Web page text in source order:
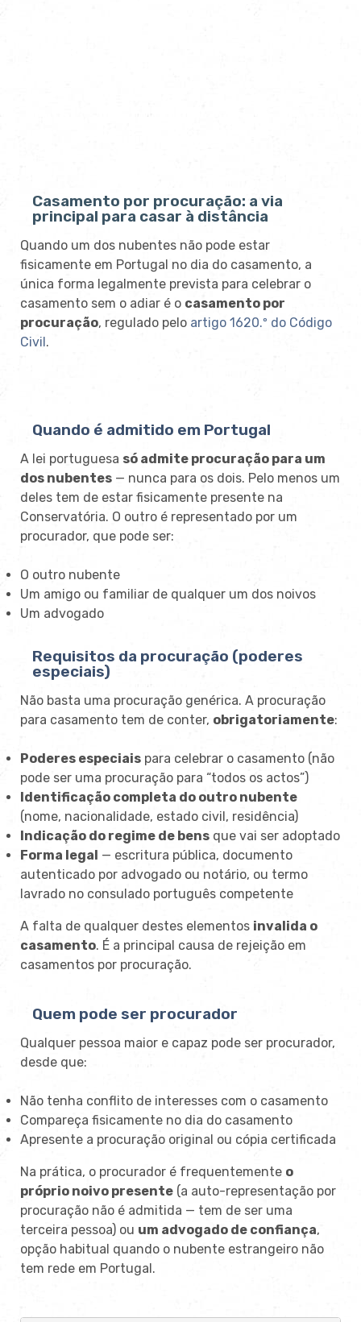
Casamento por procuração: a via
principal para casar à distância
Quando um dos nubentes não pode estar
fisicamente em Portugal no dia do casamento, a
única forma legalmente prevista para celebrar o
casamento sem o adiar é o casamento por
procuração, regulado pelo artigo 1620.º do Código
Civil.
Quando é admitido em Portugal
A lei portuguesa só admite procuração para um
dos nubentes — nunca para os dois. Pelo menos um
deles tem de estar fisicamente presente na
Conservatória. O outro é representado por um
procurador, que pode ser:
O outro nubente
Um amigo ou familiar de qualquer um dos noivos
Um advogado
Requisitos da procuração (poderes
especiais)
Não basta uma procuração genérica. A procuração
para casamento tem de conter, obrigatoriamente:
Poderes especiais para celebrar o casamento (não
pode ser uma procuração para “todos os actos”)
Identificação completa do outro nubente
(nome, nacionalidade, estado civil, residência)
Indicação do regime de bens que vai ser adoptado
Forma legal — escritura pública, documento
autenticado por advogado ou notário, ou termo
lavrado no consulado português competente
A falta de qualquer destes elementos invalida o
casamento. É a principal causa de rejeição em
casamentos por procuração.
Quem pode ser procurador
Qualquer pessoa maior e capaz pode ser procurador,
desde que:
Não tenha conflito de interesses com o casamento
Compareça fisicamente no dia do casamento
Apresente a procuração original ou cópia certificada
Na prática, o procurador é frequentemente o
próprio noivo presente (a auto-representação por
procuração não é admitida — tem de ser uma
terceira pessoa) ou um advogado de confiança,
opção habitual quando o nubente estrangeiro não
tem rede em Portugal.